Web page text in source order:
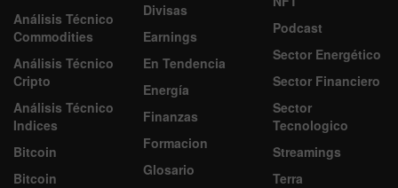
Análisis Técnico
Commodities
Análisis Técnico
Cripto
Análisis Técnico
Indices
Bitcoin
Bitcoin
Divisas
Earnings
En Tendencia
Energía
Finanzas
Formacion
Glosario
Podcast
Sector Energético
Sector Financiero
Sector
Tecnologico
Streamings
Terra